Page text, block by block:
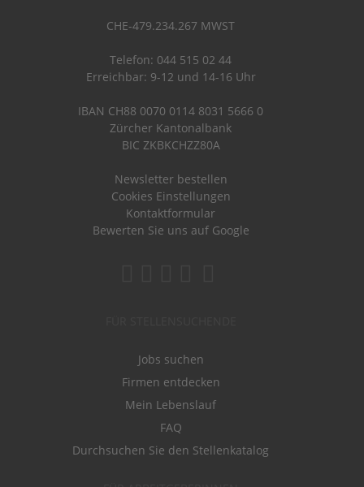
CHE-479.234.267 MWST
Telefon: 044 515 02 44
Erreichbar: 9-12 und 14-16 Uhr
IBAN CH88 0070 0114 8031 5666 0
Zürcher Kantonalbank
BIC ZKBKCHZZ80A
Newsletter bestellen
Cookies Einstellungen
Kontaktformular
Bewerten Sie uns auf Google
Jobs suchen
Firmen entdecken
Mein Lebenslauf
FAQ
Durchsuchen Sie den Stellenkatalog